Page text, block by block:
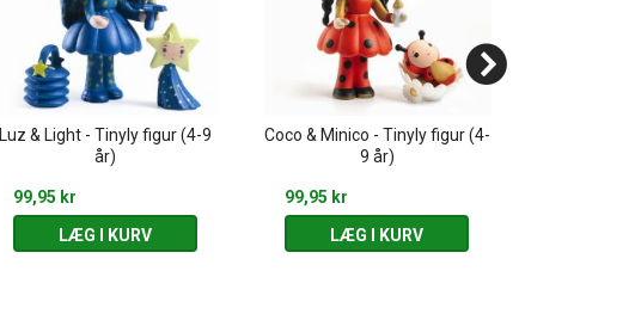
Luz & Light - Tinyly figur (4-9
år)
99,95 kr
LÆG I KURV
Coco & Minico - Tinyly figur (4-
9 år)
99,95 kr
LÆG I KURV